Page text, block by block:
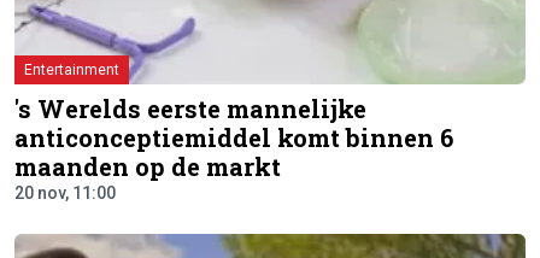
Entertainment
's Werelds eerste mannelijke
anticonceptiemiddel komt binnen 6
maanden op de markt
20 nov, 11:00